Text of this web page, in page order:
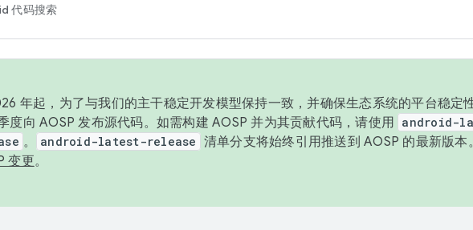
代码搜索
年起，为了与我们的主干稳定开发模型保持一致，并确保生态系统的平台稳定
度向 AOSP 发布源代码。如需构建 AOSP 并为其贡献代码，请使用 android-
。 android-latest-release 清单分支将始终引用推送到 AOSP 的最新版
变更。